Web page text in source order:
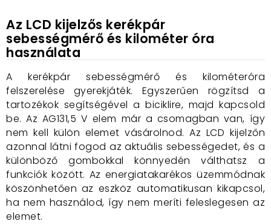
Az LCD kijelzős kerékpár
sebességmérő és kilométer óra
használata
A kerékpár sebességmérő és kilométeróra
felszerelése gyerekjáték. Egyszerűen rögzítsd a
tartozékok segítségével a biciklire, majd kapcsold
be. Az AG131,5 V elem már a csomagban van, így
nem kell külön elemet vásárolnod. Az LCD kijelzőn
azonnal látni fogod az aktuális sebességedet, és a
különböző gombokkal könnyedén válthatsz a
funkciók között. Az energiatakarékos üzemmódnak
köszönhetően az eszköz automatikusan kikapcsol,
ha nem használod, így nem meríti feleslegesen az
elemet.